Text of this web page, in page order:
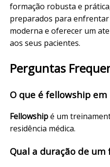
formação robusta e
preparados para enfrentar
moderna e oferecer um
aos seus pacientes.
Perguntas
O que é fellowship em
Fellowshipé um
residência médica.
Qual a duração de um